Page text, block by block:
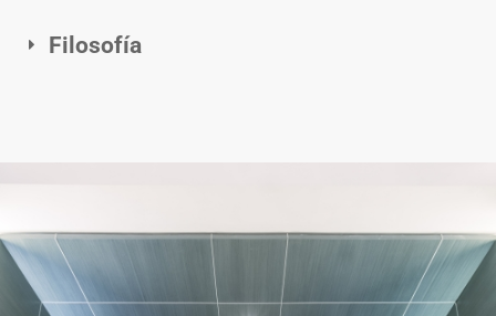
Filosofía